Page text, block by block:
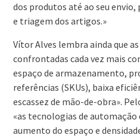
dos produtos até ao seu
e triagem dos artigos.»
Vítor Alves lembra ainda que
confrontadas cada vez mais
espaço de armazenamento,
referências (SKUs), baixa
escassez de mão-de-obra».
«as tecnologias de
aumento do espaço e